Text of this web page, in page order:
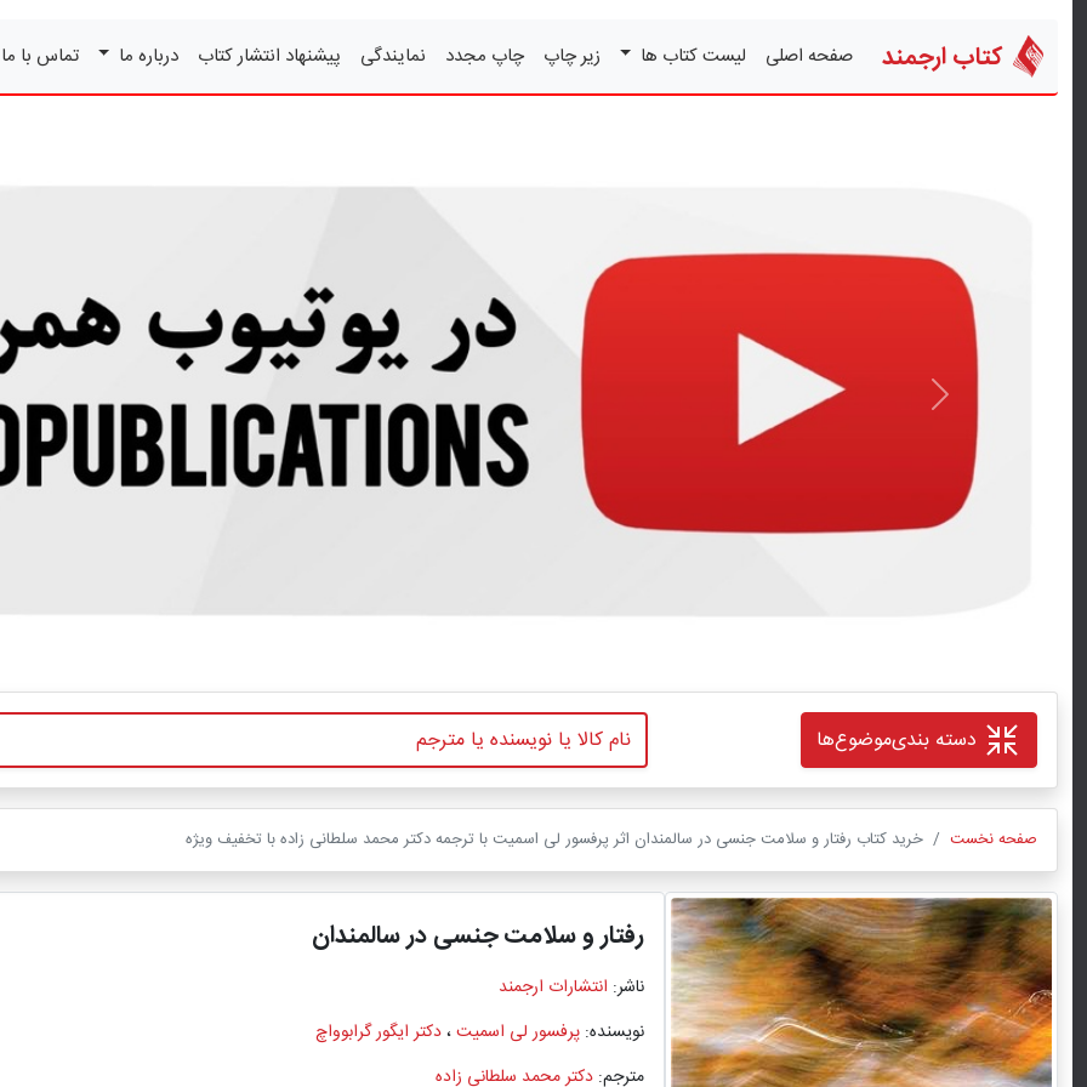
کتاب ارجمند صفحه اصلی لیست کتاب ها زیر چاپ چاپ مجدد نمایندگی پیشنهاد انتشار کتاب درباره ما تماس با
قبلی
دسته بندیموضوع‌ها
صفحه نخست خرید کتاب رفتار و سلامت جنسی در سالمندان اثر پرفسور لی اسمیت با ترجمه دکتر محمد سلطانی ‏‌زاده با تخفیف ویژه
رفتار و سلامت جنسی در سالمندان
ناشر: انتشارات ارجمند
نویسنده: پرفسور لی اسمیت،دکتر ایگور گرابوواچ
مترجم: دکتر محمد سلطانی ‏‌زاده